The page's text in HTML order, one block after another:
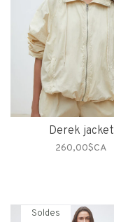
Derek jacket
260,00$CA
Soldes